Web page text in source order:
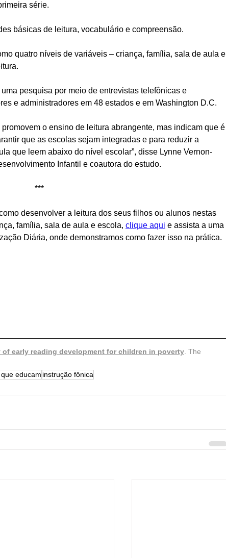
série.
básicas de leitura, vocabulário e compreensão.
quatro níveis de variáveis – criança, família, sala de aula e
pesquisa por meio de entrevistas telefônicas e
e administradores em 48 estados e em Washington D.C.
o ensino de leitura abrangente, mas indicam que é
que as escolas sejam integradas e para reduzir a
que leem abaixo do nível escolar”, disse Lynne Vernon-
Infantil e coautora do estudo.
***
desenvolver a leitura dos seus filhos ou alunos nestas
família, sala de aula e escola, clique aqui e assista a uma
Diária, onde demonstramos como fazer isso na prática.
of early reading development for children in poverty . The
educam instrução fônica